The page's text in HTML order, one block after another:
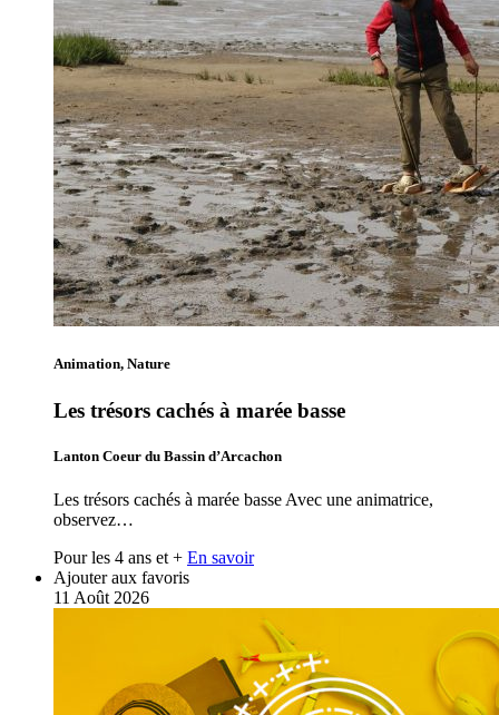
Animation, Nature
Les trésors cachés à marée basse
Lanton Coeur du Bassin d’Arcachon
Les trésors cachés à marée basse Avec une animatrice,
observez…
Pour les 4 ans et + En savoir
Ajouter aux favoris
11 Août 2026